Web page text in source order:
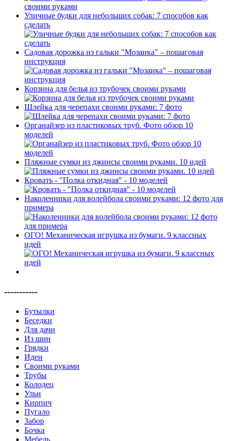
Уличные будки для небольших собак: 7 способов как
сделать
Садовая дорожка из гальки "Мозаика" – пошаговая
инструкция
Корзина для белья из трубочек своими руками
Шлейка для черепахи своими руками: 7 фото
Органайзер из пластиковых труб. Фото обзор 10
моделей
Пляжные сумки из джинсы своими руками. 10 идей
Кровать - "Полка откидная" - 10 моделей
Наколенники для волейбола своими руками: 12 фото для
примера
ОГО! Механическая игрушка из бумаги. 9 классных
идей
-----------
Бутылки
Беседки
Для дачи
Из шин
Грядки
Идеи
Своими руками
Трубы
Колодец
Ульи
Кирпич
Пугало
Забор
Бочка
Мебель